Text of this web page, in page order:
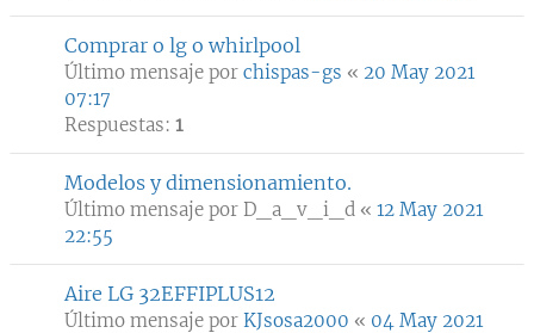
Comprar o lg o whirlpool
Último mensaje por chispas-gs « 20 May 2021
07:17
Respuestas: 1
Modelos y dimensionamiento.
Último mensaje por D_a_v_i_d « 12 May 2021
22:55
Aire LG 32EFFIPLUS12
Último mensaje por KJsosa2000 « 04 May 2021